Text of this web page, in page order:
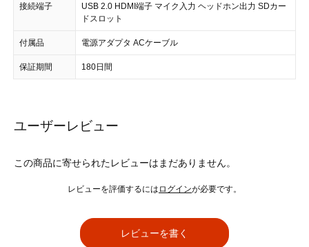
接続端子
USB 2.0 HDMI端子 マイク入力 ヘッドホン出力 SDカー
ドスロット
付属品 電源アダプタ ACケーブル
保証期間 180日間
ユーザーレビュー
この商品に寄せられたレビューはまだありません。
レビューを評価するには ログインが必要です。
レビューを書く